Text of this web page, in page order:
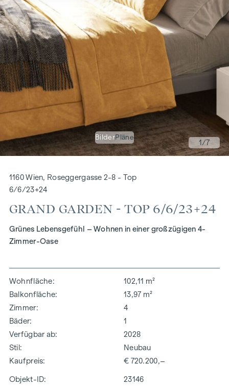
BilderPläne
1/7
1160 Wien, Roseggergasse 2-8 - Top
6/6/23+24
GRAND GARDEN - TOP 6/6/23+24
Grünes Lebensgefühl – Wohnen in einer großzügigen 4-
Zimmer-Oase
Wohnfläche
102,11 m²
Balkonfläche
13,97 m²
Zimmer
4
Bäder
1
Verfügbar ab
2028
Stil
Neubau
Kaufpreis
€ 720.200,–
Objekt-ID: 23146